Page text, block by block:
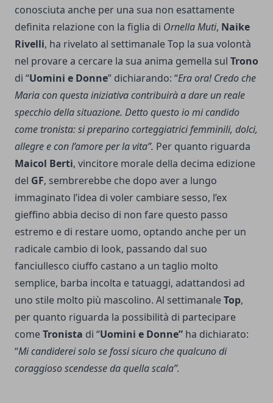
conosciuta anche per una sua non esattamente
definita relazione con la figlia di Ornella Muti, Naike
Rivelli, ha rivelato al settimanale Top la sua volontà
nel provare a cercare la sua anima gemella sul Trono
di “Uomini e Donne” dichiarando: “Era ora! Credo che
Maria con questa iniziativa contribuirà a dare un reale
specchio della situazione. Detto questo io mi candido
come tronista: si preparino corteggiatrici femminili, dolci,
allegre e con l’amore per la vita”. Per quanto riguarda
Maicol Berti, vincitore morale della decima edizione
del GF, sembrerebbe che dopo aver a lungo
immaginato l’idea di voler cambiare sesso, l’ex
gieffino abbia deciso di non fare questo passo
estremo e di restare uomo, optando anche per un
radicale cambio di look, passando dal suo
fanciullesco ciuffo castano a un taglio molto
semplice, barba incolta e tatuaggi, adattandosi ad
uno stile molto più mascolino. Al settimanaleTop,
per quanto riguarda la possibilità di partecipare
comeTronista di “Uomini e Donne” ha dichiarato:
“Mi candiderei solo se fossi sicuro che qualcuno di
coraggioso scendesse da quella scala”.